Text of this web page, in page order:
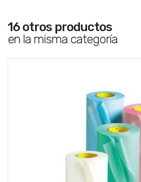
16 otros productos
en la misma categoría